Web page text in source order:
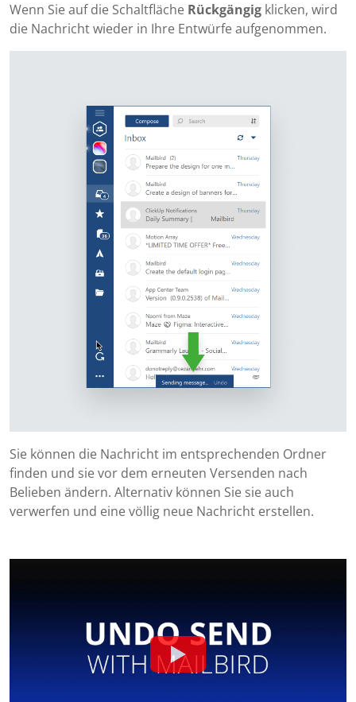
Wenn Sie auf die Schaltfläche Rückgängig klicken, wird
die Nachricht wieder in Ihre Entwürfe aufgenommen.
Sie können die Nachricht im entsprechenden Ordner
finden und sie vor dem erneuten Versenden nach
Belieben ändern. Alternativ können Sie sie auch
verwerfen und eine völlig neue Nachricht erstellen.